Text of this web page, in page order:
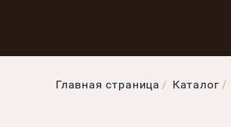
Главная страница Каталог